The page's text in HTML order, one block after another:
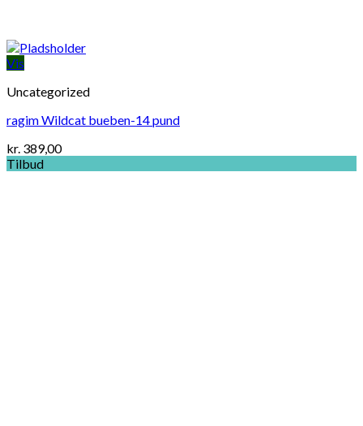
Vis
Uncategorized
ragim Wildcat bueben-14 pund
kr. 389,00
Tilbud